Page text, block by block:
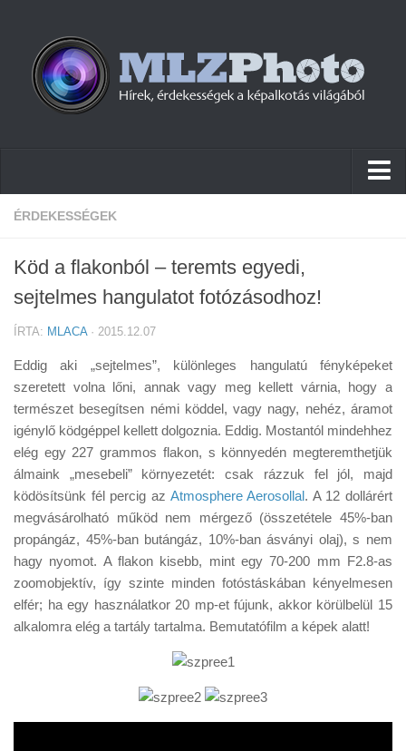
Hírek
Cikkek
Szoftver
Tanácsok
Érdekességek
Helyszíni Riport
E-BB
ÉRDEKESSÉGEK
Köd a flakonból – teremts egyedi,
sejtelmes hangulatot fotózásodhoz!
ÍRTA: MLACA· 2015.12.07
Eddig aki „sejtelmes”, különleges hangulatú fényképeket
szeretett volna lőni, annak vagy meg kellett várnia, hogy a
természet besegítsen némi köddel, vagy nagy, nehéz, áramot
igénylő ködgéppel kellett dolgoznia. Eddig. Mostantól mindehhez
elég egy 227 grammos flakon, s könnyedén megteremthetjük
álmaink „mesebeli” környezetét: csak rázzuk fel jól, majd
ködösítsünk fél percig az Atmosphere Aerosollal. A 12 dollárért
megvásárolható működ nem mérgező (összetétele 45%-ban
propángáz, 45%-ban butángáz, 10%-ban ásványi olaj), s nem
hagy nyomot. A flakon kisebb, mint egy 70-200 mm F2.8-as
zoomobjektív, így szinte minden fotóstáskában kényelmesen
elfér; ha egy használatkor 20 mp-et fújunk, akkor körülbelül 15
alkalomra elég a tartály tartalma. Bemutatófilm a képek alatt!